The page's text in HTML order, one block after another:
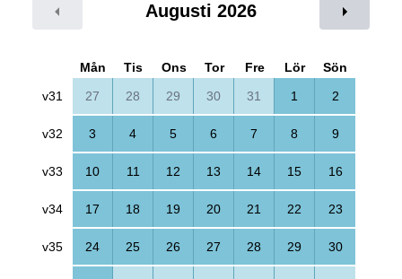
Augusti 2026
Mån Tis Ons Tor Fre Lör
Sön
v31
27 28 29 30 31 1 2
v32 3 4 5 6 7 8 9
v33 10 11 12 13 14 15 16
v34 17 18 19 20 21 22 23
v35 24 25 26 27 28 29 30